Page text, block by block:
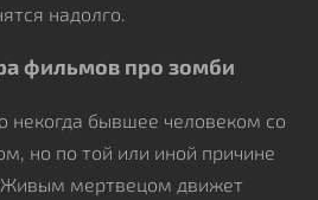
надолго.
фильмов про зомби
некогда бывшее человеком со
но по той или иной причине
Живым мертвецом движет